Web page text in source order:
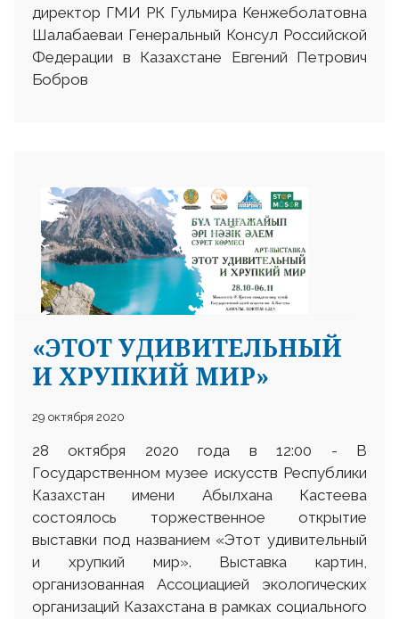
директор ГМИ РК Гульмира Кенжеболатовна
Шалабаеваи Генеральный Консул Российской
Федерации в Казахстане Евгений Петрович
Бобров
«ЭТОТ УДИВИТЕЛЬНЫЙ
И ХРУПКИЙ МИР»
29 октября 2020
28 октября 2020 года в 12:00 - В
Государственном музее искусств Республики
Казахстан имени Абылхана Кастеева
состоялось торжественное открытие
выставки под названием «Этот удивительный
и хрупкий мир». Выставка картин,
организованная Ассоциацией экологических
организаций Казахстана в рамках социального